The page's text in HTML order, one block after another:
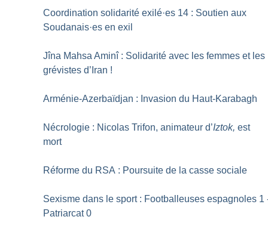
Coordination solidarité exilé·es 14 : Soutien aux
Soudanais·es en exil
Jîna Mahsa Aminî : Solidarité avec les femmes et les
grévistes d’Iran !
Arménie-Azerbaïdjan : Invasion du Haut-Karabagh
Nécrologie : Nicolas Trifon, animateur d’Iztok, est
mort
Réforme du RSA : Poursuite de la casse sociale
Sexisme dans le sport : Footballeuses espagnoles 1
Patriarcat 0